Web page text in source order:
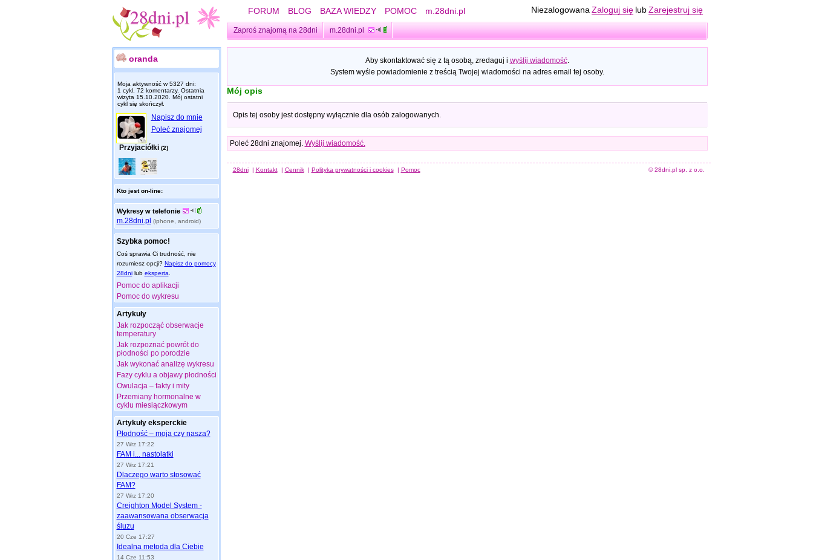
FORUM BLOG BAZA WIEDZY POMOC m.28dni.pl Niezalogowana Zaloguj się lub Zarejestruj się
Zaproś znajomą na 28dni m.28dni.pl
oranda
Moja aktywność w 5327 dni:
1 cykl, 72 komentarzy. Ostatnia
wizyta 15.10.2020. Mój ostatni
cykl się skończył.
Napisz do mnie
Poleć znajomej
Przyjaciółki (2)
Kto jest on-line:
Wykresy w telefonie
m.28dni.pl (iphone, android)
Szybka pomoc!
Coś sprawia Ci trudność, nie
rozumiesz opcji? Napisz do pomocy
28dnilub eksperta
Pomoc do aplikacji
Pomoc do wykresu
Artykuły
Jak rozpocząć obserwacje
temperatury
Jak rozpoznać powrót do
płodności po porodzie
Jak wykonać analizę wykresu
Fazy cyklu a objawy płodności
Owulacja – fakty i mity
Przemiany hormonalne w
cyklu miesiączkowym
Artykuły eksperckie
Płodność – moja czy nasza?
27 Wrz 17:22
FAM i... nastolatki
27 Wrz 17:21
Dlaczego warto stosować
FAM?
27 Wrz 17:20
Creighton Model System -
zaawansowana obserwacja
śluzu
20 Cze 17:27
Idealna metoda dla Ciebie
14 Cze 11:53
Aby skontaktować się z tą osobą, zredaguj i wyślij wiadomość.
System wyśle powiadomienie z treścią Twojej wiadomości na adres email tej osoby.
Mój opis
Opis tej osoby jest dostępny wyłącznie dla osób zalogowanych.
Poleć 28dni znajomej. Wyślij wiadomość.
28dni | Kontakt | Cennik | Polityka prywatności i cookies | Pomoc © 28dni.pl sp. z o.o.